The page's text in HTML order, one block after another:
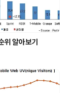
위 알아보기